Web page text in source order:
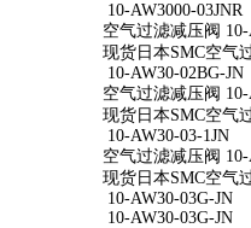
10-AW3000-03JNR
空气过滤减压阀 10-
现货日本SMC空气
10-AW30-02BG-JN
空气过滤减压阀 10-
现货日本SMC空气
10-AW30-03-1JN
空气过滤减压阀 10-
现货日本SMC空气
10-AW30-03G-JN
10-AW30-03G-JN